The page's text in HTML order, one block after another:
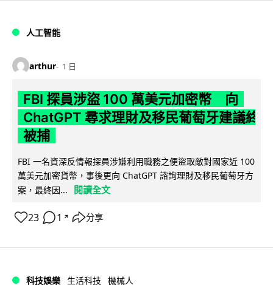
人工智能
arthur 1 日
FBI 探員涉盜 100 萬美元加密幣 向
ChatGPT 尋求理財及移民葡萄牙建議終
被捕
FBI 一名資深反情報探員涉嫌利用職務之便盜取敵對國家近 100
萬美元加密貨幣，事後更向 ChatGPT 諮詢理財及移民葡萄牙方
案，最終因...
閱讀全文
23 1 ↗ 分享
科技娛樂 生活科技 機械人